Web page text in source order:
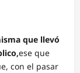
que llevó
ese que
con el pasar